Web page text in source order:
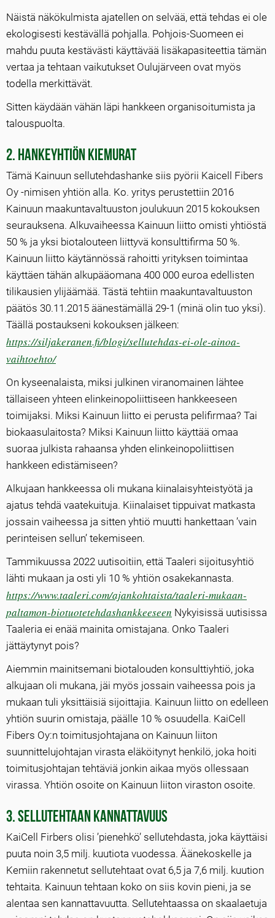
Näistä näkökulmista ajatellen on selvää, että tehdas ei ole
ekologisesti kestävällä pohjalla. Pohjois-Suomeen ei
mahdu puuta kestävästi käyttävää lisäkapasiteettia tämän
vertaa ja tehtaan vaikutukset Oulujärveen ovat myös
todella merkittävät.
Sitten käydään vähän läpi hankkeen organisoitumista ja
talouspuolta.
2. Hankeyhtiön kiemurat
Tämä Kainuun sellutehdashanke siis pyörii Kaicell Fibers
Oy -nimisen yhtiön alla. Ko. yritys perustettiin 2016
Kainuun maakuntavaltuuston joulukuun 2015 kokouksen
seurauksena. Alkuvaiheessa Kainuun liitto omisti yhtiöstä
50 % ja yksi biotalouteen liittyvä konsulttifirma 50 %.
Kainuun liitto käytännössä rahoitti yrityksen toimintaa
käyttäen tähän alkupääomana 400 000 euroa edellisten
tilikausien ylijäämää. Tästä tehtiin maakuntavaltuuston
päätös 30.11.2015 äänestämällä 29-1 (minä olin tuo yksi).
Täällä postaukseni kokouksen jälkeen:
https://siljakeranen.fi/blogi/sellutehdas-ei-ole-ainoa-
vaihtoehto/
On kyseenalaista, miksi julkinen viranomainen lähtee
tällaiseen yhteen elinkeinopoliittiseen hankkeeseen
toimijaksi. Miksi Kainuun liitto ei perusta pelifirmaa? Tai
biokaasulaitosta? Miksi Kainuun liitto käyttää omaa
suoraa julkista rahaansa yhden elinkeinopoliittisen
hankkeen edistämiseen?
Alkujaan hankkeessa oli mukana kiinalaisyhteistyötä ja
ajatus tehdä vaatekuituja. Kiinalaiset tippuivat matkasta
jossain vaiheessa ja sitten yhtiö muutti hankettaan ’vain
perinteisen sellun’ tekemiseen.
Tammikuussa 2022 uutisoitiin, että Taaleri sijoitusyhtiö
lähti mukaan ja osti yli 10 % yhtiön osakekannasta.
https://www.taaleri.com/ajankohtaista/taaleri-mukaan-
paltamon-biotuotetehdashankkeeseen Nykyisissä uutisissa
Taaleria ei enää mainita omistajana. Onko Taaleri
jättäytynyt pois?
Aiemmin mainitsemani biotalouden konsulttiyhtiö, joka
alkujaan oli mukana, jäi myös jossain vaiheessa pois ja
mukaan tuli yksittäisiä sijoittajia. Kainuun liitto on edelleen
yhtiön suurin omistaja, päälle 10 % osuudella. KaiCell
Fibers Oy:n toimitusjohtajana on Kainuun liiton
suunnittelujohtajan virasta eläköitynyt henkilö, joka hoiti
toimitusjohtajan tehtäviä jonkin aikaa myös ollessaan
virassa. Yhtiön osoite on Kainuun liiton viraston osoite.
3. Sellutehtaan kannattavuus
KaiCell Firbers olisi ’pienehkö’ sellutehdasta, joka käyttäisi
puuta noin 3,5 milj. kuutiota vuodessa. Äänekoskelle ja
Kemiin rakennetut sellutehtaat ovat 6,5 ja 7,6 milj. kuution
tehtaita. Kainuun tehtaan koko on siis kovin pieni, ja se
alentaa sen kannattavuutta. Sellutehtaassa on skaalaetuja